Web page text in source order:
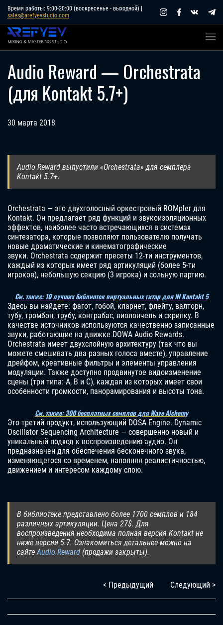
Skip
content
Время работы: 9:00-20:00 (воскресенье - выходной) |
sales@arefyevstudio.com
Audio Reward — Orchestrata
(для Kontakt 5.7+)
30 марта 2018
Audio Reward выпустили «Orchestrata» для семплера
Kontakt 5.7+.
Orchestrata — это двухголосный оркестровый ROMpler для
Kontakt. Он предлагает ряд функций и звукоизоляционных
эффектов, наиболее часто встречающихся в системах
синтезатора, которые позволяют пользователю получать
новые драматические и кинематографические
звуки. Orchestrata содержит пресеты 12-ти инструментов,
каждый из которых имеет ряд артикуляций (более 5-ти
игроков), небольшую секцию (3 игрока) и сольную партию.
См. также: 10 лучших библиотек виртуальных гитар для NI Kontakt 5
Здесь вы найдете: фагот, гобой, кларнет, флейту, валторн,
тубу, тромбон, трубу, контрабас, виолончель и скрипку. В
качестве источников используются качественно записанные
звуки, работающие на движке DOWA Audio Rewards.
Orchestrata имеет двухслойную архитектуру (так что вы
можете смешивать два разных голоса вместе), управление
дрейфом, креативные фильтры и элементы управления
модуляции. Также доступно продвинутое видоизменение
сцены (три типа: A, B и C), каждая из которых имеет свои
особенности громкости, панорамирования и высоты тона.
См. также: 300 бесплатных семплов для Wave Alchemy
Это третий продукт, использующий DOSA Engine. Dynamic
Oscillator Sequencing Architecture — совершенно новый и
уникальный подход к воспроизведению аудио. Он
предназначен для обеспечения бесконечного звука,
изменяющегося со временем, наполняя реалистичностью,
движением и интересом каждому слою.
В библиотеке представлено более 1700 семплов и 184
различных артикуляции. Цена 27$. Для
воспроизведения необходима полная версия Kontakt не
ниже версии 5.7. Ознакомиться детальнее можно на
сайтеAudio Reward (продажи закрыты).
< Предыдущий Следующий >